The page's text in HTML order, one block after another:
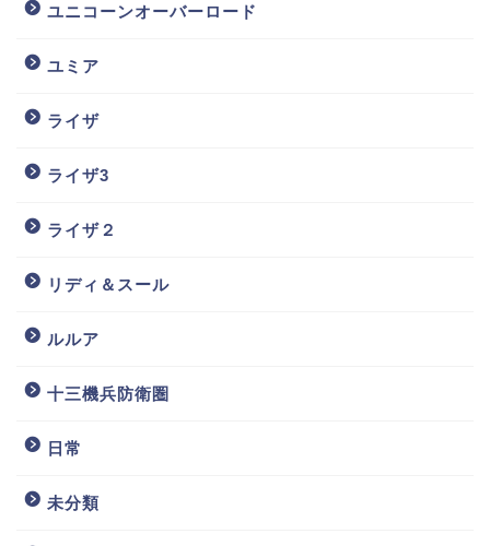
ユニコーンオーバーロード
ユミア
ライザ
ライザ3
ライザ２
リディ＆スール
ルルア
十三機兵防衛圏
日常
未分類